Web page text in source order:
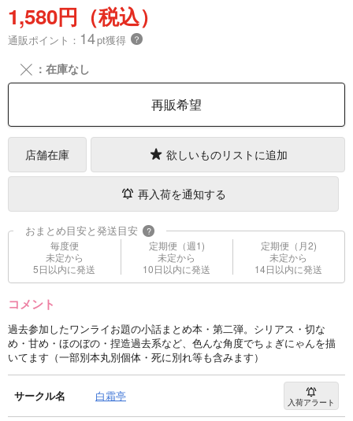
1,580円（税込）
通販ポイント： 14pt獲得 ？
╳ ：在庫なし
再販希望
店舗在庫 欲しいものリストに追加
再入荷を通知する
おまとめ目安と発送目安 ?
毎度便
未定から
5日以内に発送
定期便（週1)
未定から
10日以内に発送
定期便（月2)
未定から
14日以内に発送
コメント
過去参加したワンライお題の小話まとめ本・第二弾。シリアス・切な
め・甘め・ほのぼの・捏造過去系など、色んな角度でちょぎにゃんを描
いてます（一部別本丸別個体・死に別れ等も含みます）
サークル名 白霜亭 入荷アラート